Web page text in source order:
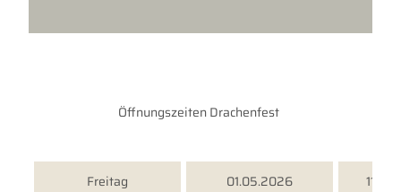
Öffnungszeiten Drachenfest
Freitag 01.05.2026 11:00